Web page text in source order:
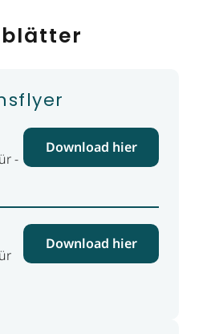
Download hier
Download hier